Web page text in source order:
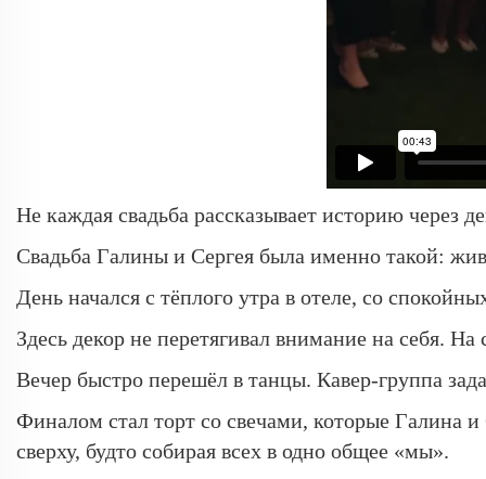
Не каждая свадьба рассказывает историю через
Свадьба Галины и Сергея была именно такой:
День начался с тёплого утра в отеле, со
Здесь декор не перетягивал внимание на себя.
Вечер быстро перешёл в танцы. Кавер-группа
Финалом стал торт со свечами, которые Галина
сверху, будто собирая всех в одно общее «мы».